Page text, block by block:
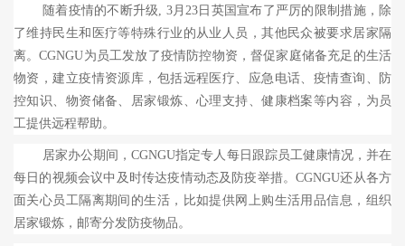
随着疫情的不断升级 , 3月 23日英国宣布了严厉的限制措施，除
了维持民生和医疗等特殊行业的从业人员，其他民众被要求居家隔
离。CGNGU为员工发放了疫情防控物资，督促家庭储备充足的生活
物资，建立疫情资源库，包括远程医疗、应急电话、疫情查询、防
控知识、物资储备、居家锻炼、心理支持、健康档案等内容，为员
工提供远程帮助。
居家办公期间，CGNGU指定专人每日跟踪员工健康情况，并在
每日的视频会议中及时传达疫情动态及防疫举措。CGNGU还从各方
面关心员工隔离期间的生活，比如提供网上购生活用品信息，组织
居家锻炼，邮寄分发防疫物品。